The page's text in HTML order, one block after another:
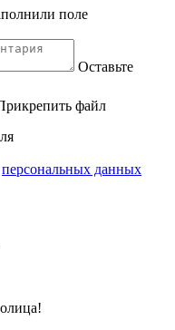
поле
Оставьте
файл
персональных данных